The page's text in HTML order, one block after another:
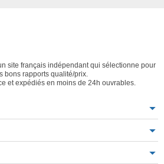
site français indépendant qui sélectionne pour
bons rapports qualité/prix.
et expédiés en moins de 24h ouvrables.